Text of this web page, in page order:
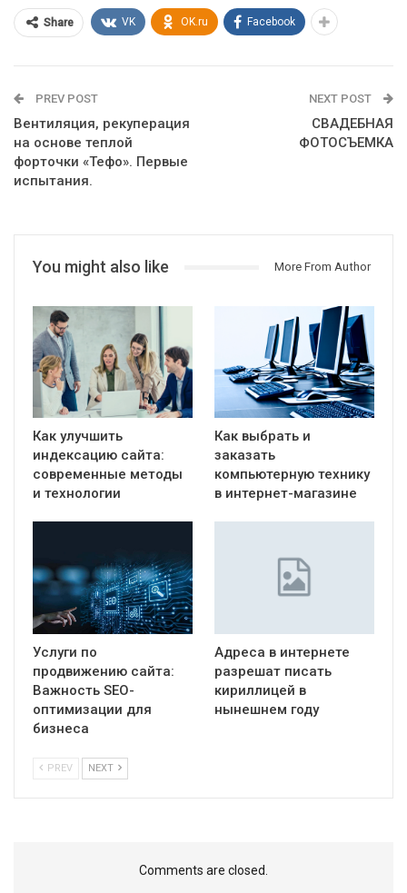
Share VK OK.ru Facebook
PREV POST
Вентиляция, рекуперация
на основе теплой
форточки «Тефо». Первые
испытания.
NEXT POST
СВАДЕБНАЯ
ФОТОСЪЕМКА
You might also like More From Author
Как улучшить
индексацию сайта:
современные методы
и технологии
Как выбрать и
заказать
компьютерную технику
в интернет-магазине
Услуги по
продвижению сайта:
Важность SEO-
оптимизации для
бизнеса
Адреса в интернете
разрешат писать
кириллицей в
нынешнем году
PREV NEXT
Comments are closed.